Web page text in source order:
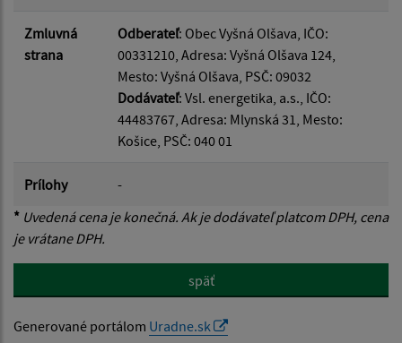
Zmluvná
strana
Odberateľ: Obec Vyšná Olšava, IČO:
00331210, Adresa: Vyšná Olšava 124,
Mesto: Vyšná Olšava, PSČ: 09032
Dodávateľ: Vsl. energetika, a.s., IČO:
44483767, Adresa: Mlynská 31, Mesto:
Košice, PSČ: 040 01
Prílohy
-
* Uvedená cena je konečná. Ak je dodávateľ platcom DPH, cena
je vrátane DPH.
späť
Generované portálom Uradne.sk